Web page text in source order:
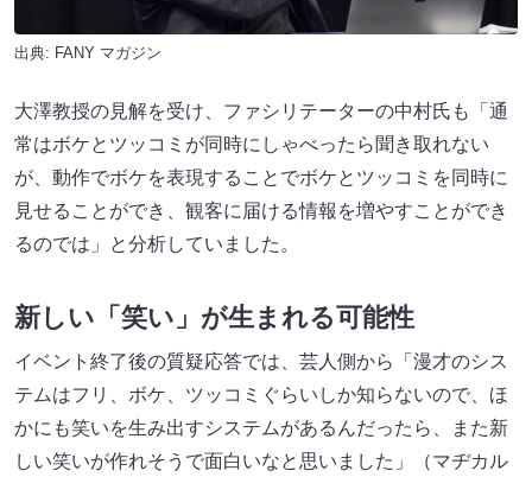
出典: FANY マガジン
大澤教授の見解を受け、ファシリテーターの中村氏も「通
常はボケとツッコミが同時にしゃべったら聞き取れない
が、動作でボケを表現することでボケとツッコミを同時に
見せることができ、観客に届ける情報を増やすことができ
るのでは」と分析していました。
新しい「笑い」が生まれる可能性
イベント終了後の質疑応答では、芸人側から「漫才のシス
テムはフリ、ボケ、ツッコミぐらいしか知らないので、ほ
かにも笑いを生み出すシステムがあるんだったら、また新
しい笑いが作れそうで面白いなと思いました」（マヂカル